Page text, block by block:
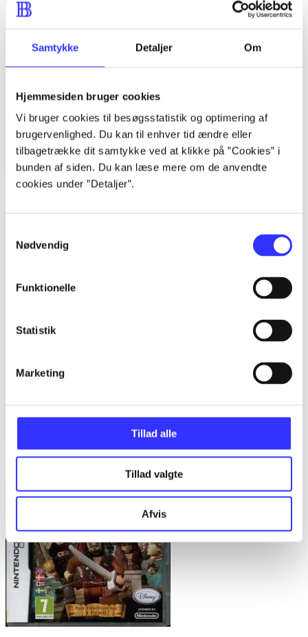
Samtykke Detaljer Om
Hjemmesiden bruger cookies
Vi bruger cookies til besøgsstatistik og optimering af
brugervenlighed. Du kan til enhver tid ændre eller
tilbagetrække dit samtykke ved at klikke på ”Cookies” i
bunden af siden. Du kan læse mere om de anvendte
cookies under ”Detaljer”.
Nødvendig
Funktionelle
Statistik
Marketing
Tillad alle
Tillad valgte
Afvis
Disney universe